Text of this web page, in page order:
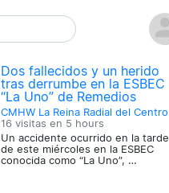
Dos fallecidos y un herido
tras derrumbe en la ESBEC
“La Uno” de Remedios
CMHW La Reina Radial del Centro
16 visitas en 5 hours
Un accidente ocurrido en la tarde
de este miércoles en la ESBEC
conocida como “La Uno”, …